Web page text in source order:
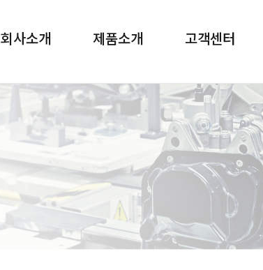
회사소개 제품소개 고객센터